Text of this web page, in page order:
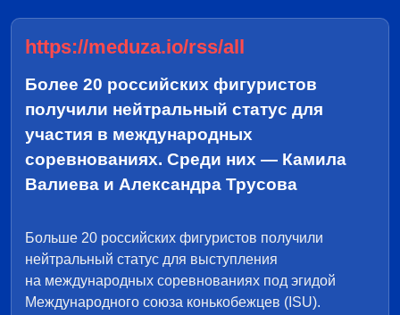
https://meduza.io/rss/all
Более 20 российских фигуристов
получили нейтральный статус для
участия в международных
соревнованиях. Среди них — Камила
Валиева и Александра Трусова
Больше 20 российских фигуристов получили
нейтральный статус для выступления
на международных соревнованиях под эгидой
Международного союза конькобежцев (ISU).